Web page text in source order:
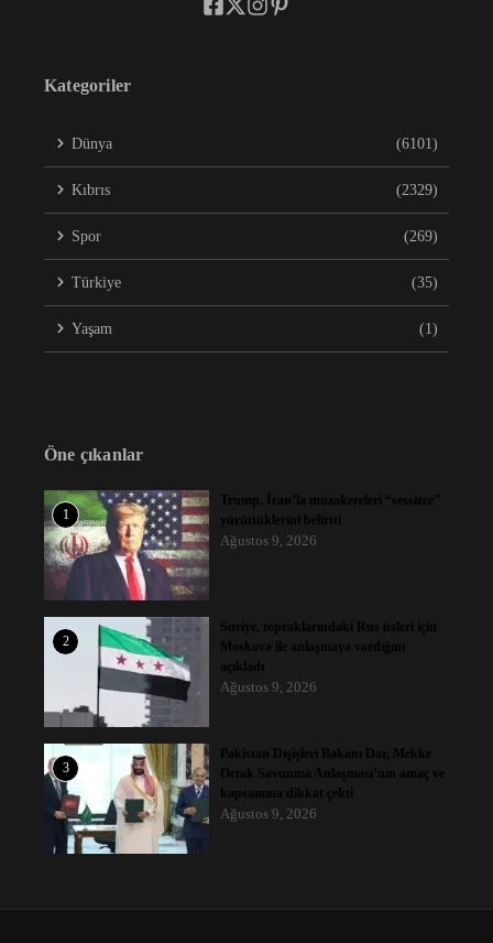
Kategoriler
Dünya (6101)
Kıbrıs (2329)
Spor (269)
Türkiye (35)
Yaşam (1)
Öne çıkanlar
1
Trump, İran’la müzakereleri “sessizce”
yürüttüklerini belirtti
Ağustos 9, 2026
2
Suriye, topraklarındaki Rus üsleri için
Moskova ile anlaşmaya vardığını
açıkladı
Ağustos 9, 2026
3
Pakistan Dışişleri Bakanı Dar, Mekke
Ortak Savunma Anlaşması’nın amaç ve
kapsamına dikkat çekti
Ağustos 9, 2026